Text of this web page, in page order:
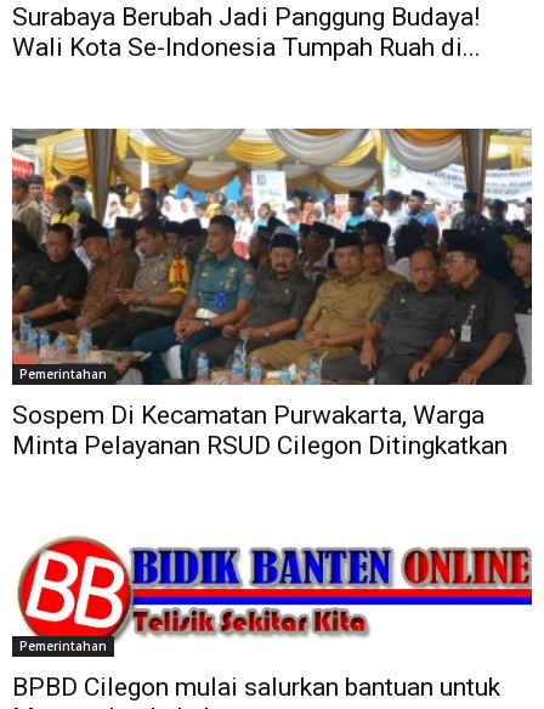
Surabaya Berubah Jadi Panggung Budaya!
Wali Kota Se-Indonesia Tumpah Ruah di...
Pemerintahan
Sospem Di Kecamatan Purwakarta, Warga
Minta Pelayanan RSUD Cilegon Ditingkatkan
Pemerintahan
BPBD Cilegon mulai salurkan bantuan untuk